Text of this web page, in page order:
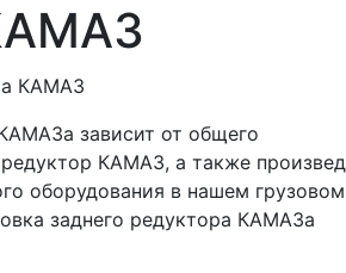
зависит от общего
КАМАЗ, а также
оборудования в нашем грузовом
заднего редуктора КАМАЗа